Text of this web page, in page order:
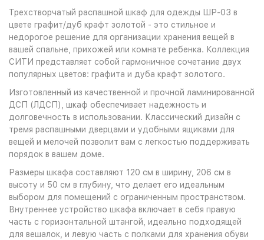
Трехстворчатый распашной шкаф для одежды ШР-03 в
цвете графит/дуб крафт золотой - это стильное и
недорогое решение для организации хранения вещей в
вашей спальне, прихожей или комнате ребенка. Коллекция
СИТИ представляет собой гармоничное сочетание двух
популярных цветов: графита и дуба крафт золотого.
Изготовленный из качественной и прочной ламинированной
ДСП (ЛДСП), шкаф обеспечивает надежность и
долговечность в использовании. Классический дизайн с
тремя распашными дверцами и удобными ящиками для
вещей и мелочей позволит вам с легкостью поддерживать
порядок в вашем доме.
Размеры шкафа составляют 120 см в ширину, 206 см в
высоту и 50 см в глубину, что делает его идеальным
выбором для помещений с ограниченным пространством.
Внутреннее устройство шкафа включает в себя правую
часть с горизонтальной штангой, идеально подходящей
для вешалок, и левую часть с полками для хранения обуви